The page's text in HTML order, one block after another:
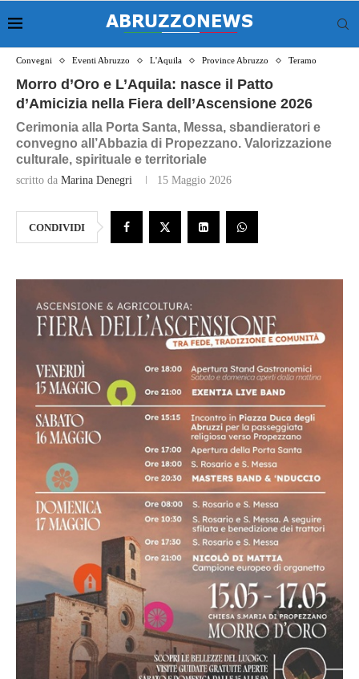
Convegni Eventi Abruzzo L'Aquila Province Abruzzo Teramo
Morro d’Oro e L’Aquila: nasce il Patto
d’Amicizia nella Fiera dell’Ascensione 2026
Cerimonia alla Porta Santa, Messa, sbandieratori e
convegno all’Abbazia di Propezzano. Valorizzazione
culturale, spirituale e territoriale
scritto da Marina Denegri 15 Maggio 2026
CONDIVIDI